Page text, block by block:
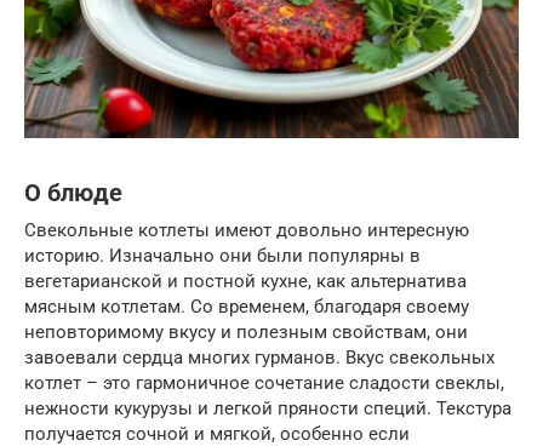
О блюде
Свекольные котлеты имеют довольно интересную
историю. Изначально они были популярны в
вегетарианской и постной кухне, как альтернатива
мясным котлетам. Со временем, благодаря своему
неповторимому вкусу и полезным свойствам, они
завоевали сердца многих гурманов. Вкус свекольных
котлет – это гармоничное сочетание сладости свеклы,
нежности кукурузы и легкой пряности специй. Текстура
получается сочной и мягкой, особенно если